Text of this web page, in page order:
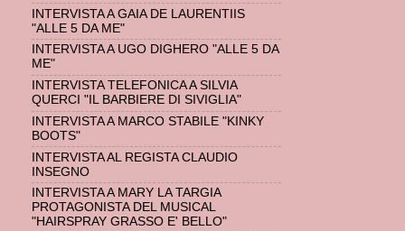
INTERVISTA A GAIA DE LAURENTIIS
"ALLE 5 DA ME"
INTERVISTA A UGO DIGHERO "ALLE 5 DA
ME"
INTERVISTA TELEFONICA A SILVIA
QUERCI "IL BARBIERE DI SIVIGLIA"
INTERVISTA A MARCO STABILE "KINKY
BOOTS"
INTERVISTA AL REGISTA CLAUDIO
INSEGNO
INTERVISTA A MARY LA TARGIA
PROTAGONISTA DEL MUSICAL
"HAIRSPRAY GRASSO E' BELLO"